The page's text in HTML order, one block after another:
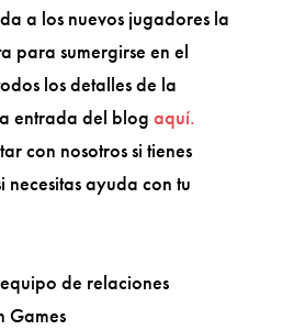
a los nuevos jugadores la
para sumergirse en el
los detalles de la
entrada del blog aquí.
con nosotros si tienes
ayuda con tu
de relaciones
Games